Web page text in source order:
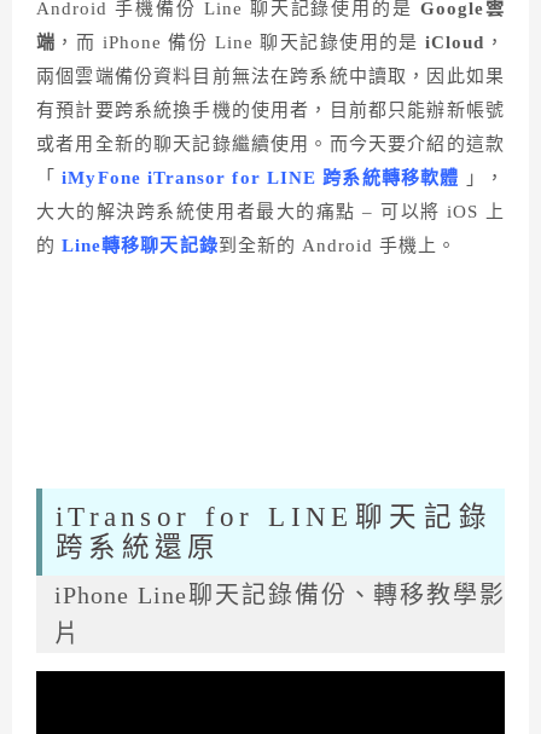
Android 手機備份 Line 聊天記錄使用的是 Google雲
端 ，而 iPhone 備份 Line 聊天記錄使用的是iCloud ，
兩個雲端備份資料目前無法在跨系統中讀取，因此如果
有預計要跨系統換手機的使用者，目前都只能辦新帳號
或者用全新的聊天記錄繼續使用。而今天要介紹的這款
「
iMyFone iTransor for LINE 跨系統轉移軟體
」，
大大的解決跨系統使用者最大的痛點 – 可以將 iOS 上
的Line轉移聊天記錄到全新的 Android 手機上。
iTransor for LINE聊天記錄
跨系統還原
iPhone Line聊天記錄備份、轉移教學影
片